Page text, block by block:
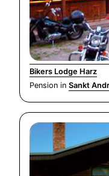
Bikers Lodge Harz
Pension in Sankt